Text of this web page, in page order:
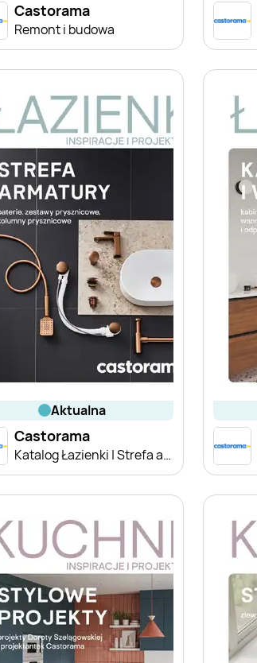
Castorama
Remont i budowa
aktualna
Castorama
Katalog Łazienki | Strefa armatury